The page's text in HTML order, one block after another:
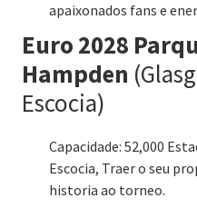
apaixonados fans e
Euro 2028
Hampden
Escocia)
Capacidade: 52,000
Escocia, Traer o seu
historia ao torneo.